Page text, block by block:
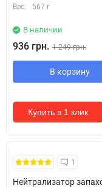
Вес: 567 г
В наличии
936 грн. 1 249 грн.
В корзину
Купить в 1 клик
1
Нейтрализатор